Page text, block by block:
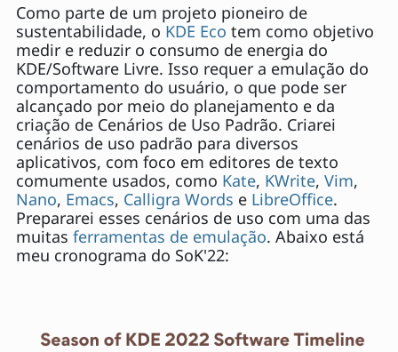
Como parte de um projeto pioneiro de
sustentabilidade, o KDE Eco tem como objetivo
medir e reduzir o consumo de energia do
KDE/Software Livre. Isso requer a emulação do
comportamento do usuário, o que pode ser
alcançado por meio do planejamento e da
criação de Cenários de Uso Padrão. Criarei
cenários de uso padrão para diversos
aplicativos, com foco em editores de texto
comumente usados, como Kate, KWrite, Vim,
Nano, Emacs, Calligra Words e LibreOffice.
Prepararei esses cenários de uso com uma das
muitas ferramentas de emulação. Abaixo está
meu cronograma do SoK'22: